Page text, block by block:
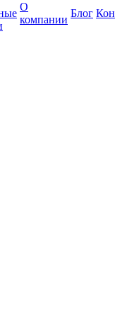
О
компании
Блог